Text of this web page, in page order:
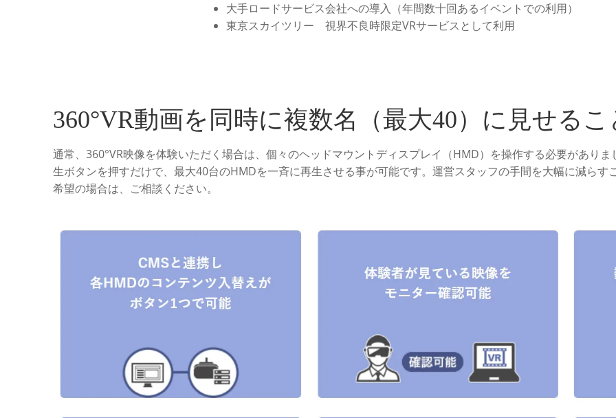
大手ロードサービス会社への導入（年間数十回あるイベントでの利用）
東京スカイツリー 視界不良時限定VRサービスとして利用
360°VR動画を同時に複数名（最大40）に見せる
通常、360°VR映像を体験いただく場合は、個々のヘッドマウントディスプレイ（HMD）を操作する必要があり
生ボタンを押すだけで、最大40台のHMDを一斉に再生させる事が可能です。運営スタッフの手間を大幅に減ら
希望の場合は、ご相談ください。